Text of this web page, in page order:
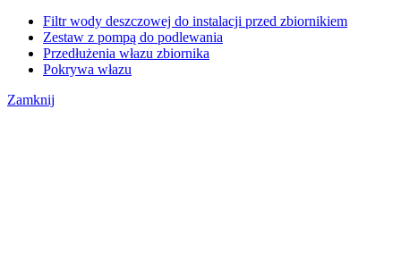
Filtr wody deszczowej do instalacji przed zbiornikiem
Zestaw z pompą do podlewania
Przedłużenia włazu zbiornika
Pokrywa włazu
Zamknij